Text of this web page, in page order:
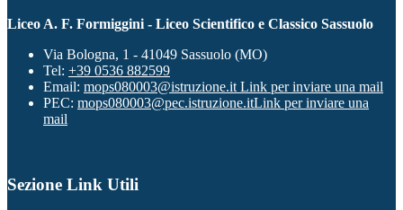
Liceo A. F. Formiggini - Liceo Scientifico e Classico Sassuolo
Via Bologna, 1 - 41049 Sassuolo (MO)
Tel: +39 0536 882599
Email: mops080003@istruzione.it Link per inviare una mail
PEC: mops080003@pec.istruzione.itLink per inviare una
mail
Sezione Link Utili